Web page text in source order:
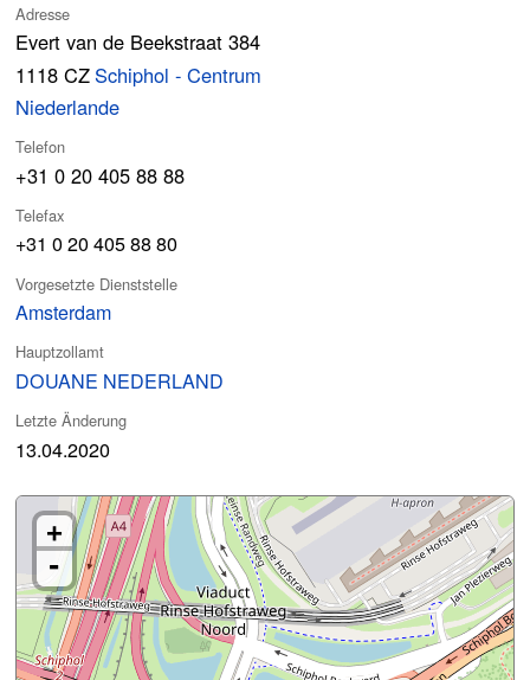
Adresse
Evert van de Beekstraat 384
1118 CZSchiphol - Centrum
Niederlande
Telefon
+31 0 20 405 88 88
Telefax
+31 0 20 405 88 80
Vorgesetzte Dienststelle
Amsterdam
Hauptzollamt
DOUANE NEDERLAND
Letzte Änderung
13.04.2020
+
-